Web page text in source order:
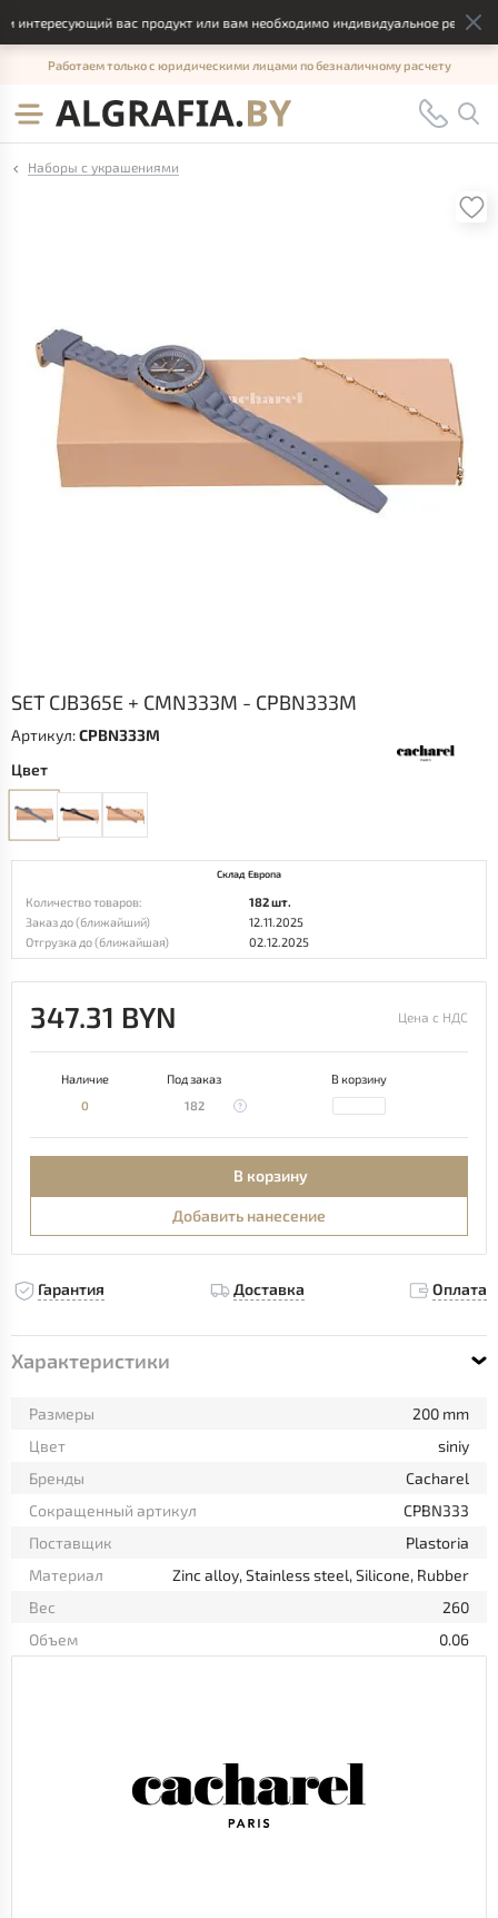
вас продукт или вам необходимо индивидуальное
Работаем только с юридическими лицами по безналичному расчету
Наборы с украшениями
SET CJB365E + CMN333M - CPBN333M
Артикул:CPBN333M
Цвет
Склад Европа
Количество товаров:
182 шт.
Заказ до (ближайший)
12.11.2025
Отгрузка до (ближайшая)
02.12.2025
347.31 BYN Цена с НДС
Наличие Под заказ
В корзину
0
182
В корзину
Добавить нанесение
Гарантия Доставка Оплата
Характеристики
Размеры
200 mm
Цвет
siniy
Бренды
Cacharel
Сокращенный артикул
CPBN333
Поставщик
Plastoria
Материал
Zinc alloy, Stainless steel, Silicone, Rubber
Вес
260
Объем
0.06